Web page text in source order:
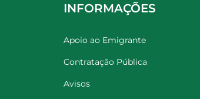
INFORMAÇÕES
Apoio ao Emigrante
Contratação Pública
Avisos